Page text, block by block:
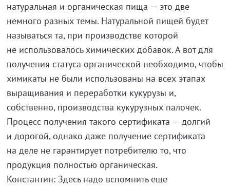
натуральная и органическая пища — это две
немного разных темы. Натуральной пищей будет
называться та, при производстве которой
не использовалось химических добавок. А вот для
получения статуса органической необходимо, чтобы
химикаты не были использованы на всех этапах
выращивания и переработки кукурузы и,
собственно, производства кукурузных палочек.
Процесс получения такого сертификата — долгий
и дорогой, однако даже получение сертификата
на деле не гарантирует потребителю то, что
продукция полностью органическая.
Константин: Здесь надо вспомнить еще